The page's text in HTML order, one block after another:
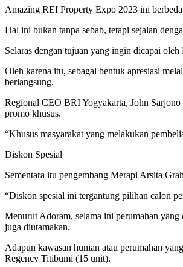
Amazing REI Property Expo 2023 ini
Hal ini bukan tanpa sebab, tetapi sejalan
Selaras dengan tujuan yang ingin dicapai
Oleh karena itu, sebagai bentuk apresiasi
berlangsung.
Regional CEO BRI Yogyakarta, John Sarjono
promo khusus.
“Khusus masyarakat yang melakukan
Diskon Spesial
Sementara itu pengembang Merapi Arsita
“Diskon spesial ini tergantung pilihan calon
Menurut Adoram, selama ini perumahan
juga diutamakan.
Adapun kawasan hunian atau perumahan
Regency Titibumi (15 unit).